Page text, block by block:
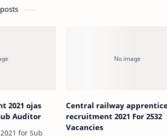
2021 ojas
Auditor
for Sub
Central railway
recruitment 2021 For 2532
Vacancies